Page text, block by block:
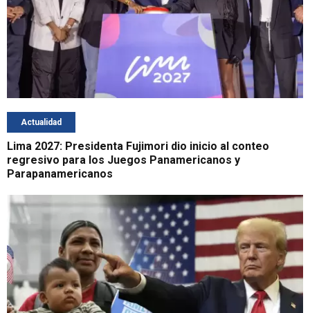
Actualidad
Lima 2027: Presidenta Fujimori dio inicio al conteo
regresivo para los Juegos Panamericanos y
Parapanamericanos